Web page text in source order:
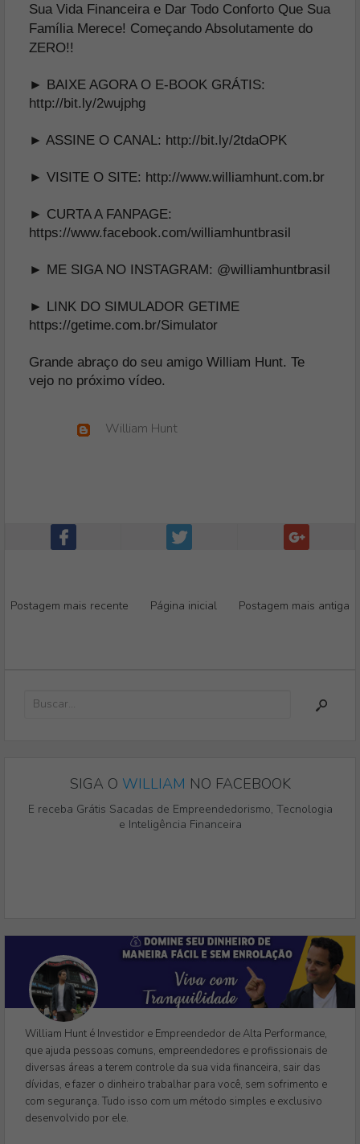
Sua Vida Financeira e Dar Todo Conforto Que Sua
Família Merece! Começando Absolutamente do
ZERO!!
► BAIXE AGORA O E-BOOK GRÁTIS:
http://bit.ly/2wujphg
► ASSINE O CANAL: http://bit.ly/2tdaOPK
► VISITE O SITE: http://www.williamhunt.com.br
► CURTA A FANPAGE:
https://www.facebook.com/williamhuntbrasil
► ME SIGA NO INSTAGRAM: @williamhuntbrasil
► LINK DO SIMULADOR GETIME
https://getime.com.br/Simulator
Grande abraço do seu amigo William Hunt. Te
vejo no próximo vídeo.
William Hunt
Postagem mais recente Página inicial Postagem mais antiga
SIGA O WILLIAM NO FACEBOOK
E receba Grátis Sacadas de Empreendedorismo, Tecnologia
e Inteligência Financeira
William Hunt é Investidor e Empreendedor de Alta Performance,
que ajuda pessoas comuns, empreendedores e profissionais de
diversas áreas a terem controle da sua vida financeira, sair das
dívidas, e fazer o dinheiro trabalhar para você, sem sofrimento e
com segurança. Tudo isso com um método simples e exclusivo
desenvolvido por ele.